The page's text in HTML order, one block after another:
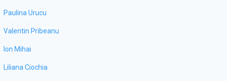
Paulina Urucu
Valentin Pribeanu
Ion Mihai
Liliana Ciochia